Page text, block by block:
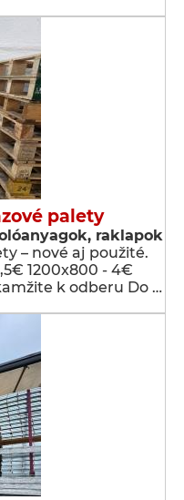
palety
raklapok
– nové aj použité.
1200x800 - 4€
k odberu Do …